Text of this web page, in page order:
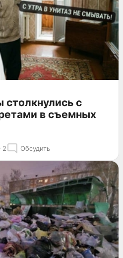
с
в съемных
2 Обсудить